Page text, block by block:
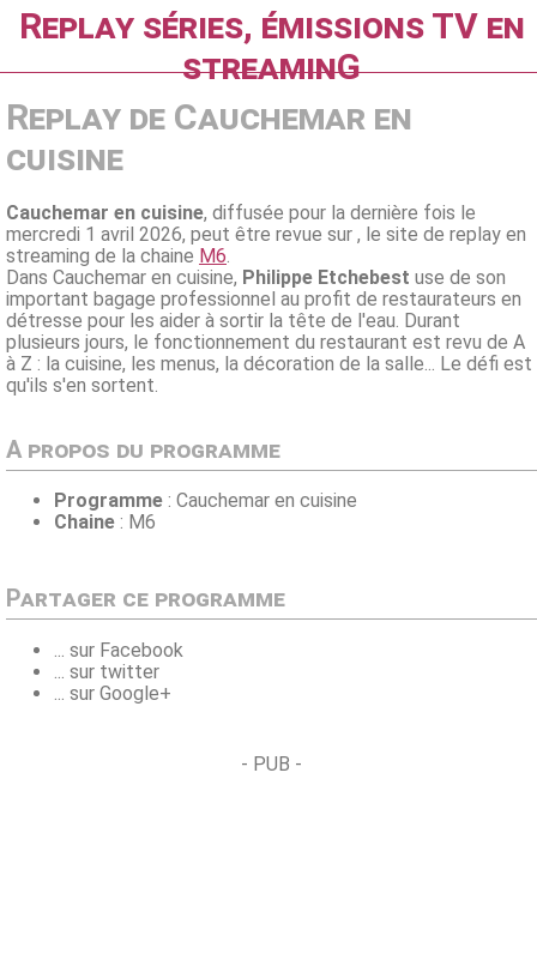
Replay séries, émissions TV en
streaminG
Replay de Cauchemar en
cuisine
Cauchemar en cuisine, diffusée pour la dernière fois le
mercredi 1 avril 2026, peut être revue sur , le site de replay en
streaming de la chaine M6.
Dans Cauchemar en cuisine, Philippe Etchebest use de son
important bagage professionnel au profit de restaurateurs en
détresse pour les aider à sortir la tête de l'eau. Durant
plusieurs jours, le fonctionnement du restaurant est revu de A
à Z : la cuisine, les menus, la décoration de la salle... Le défi est
qu'ils s'en sortent.
A propos du programme
Programme : Cauchemar en cuisine
Chaine : M6
Partager ce programme
... sur Facebook
... sur twitter
... sur Google+
- PUB -